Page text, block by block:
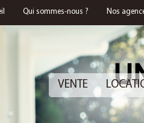
Qui sommes-nous ? Nos
VENTE